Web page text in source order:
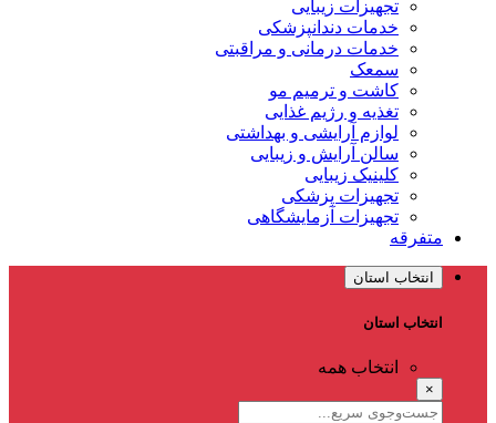
تجهیزات زیبایی
خدمات دندانپزشکی
خدمات درمانی و مراقبتی
سمعک
کاشت و ترمیم مو
تغذیه و رژیم غذایی
لوازم آرایشی و بهداشتی
سالن آرایش و زیبایی
کلینیک زیبایی
تجهیزات پزشکی
تجهیزات آزمایشگاهی
متفرقه
انتخاب استان
انتخاب استان
انتخاب همه
×